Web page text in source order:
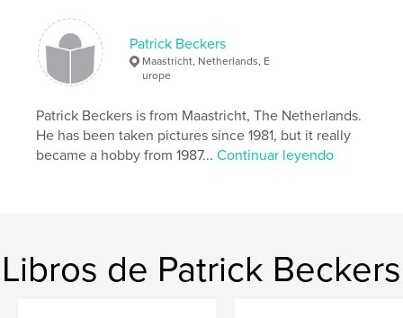
burchten, kastelen, burgen, zámky, hrady en
castelli!
Sitio web del autor
http://www.burgendeutschland.com
Características y detalles
ISBN
Tapa dura impresa: 9789080052604
Patrick Beckers
Maastricht, Netherlands, E
urope
Patrick Beckers is from Maastricht, The Netherlands.
He has been taken pictures since 1981, but it really
became a hobby from 1987...Continuar leyendo
Libros de Patrick Beckers